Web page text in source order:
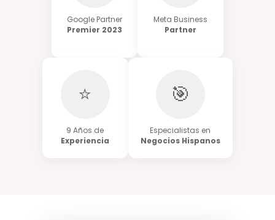
Google Partner
Premier 2023
Meta Business
Partner
⭐
9 Años de
Experiencia
🎯
Especialistas en
Negocios Hispanos